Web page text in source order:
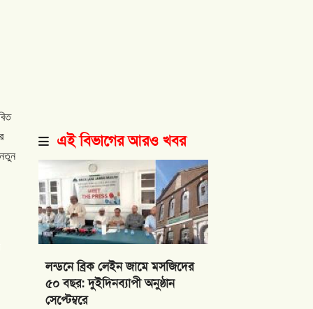
নতুন
এই বিভাগের আরও খবর
লন্ডনে ব্রিক লেইন জামে মসজিদের
৫০ বছর: দুইদিনব্যাপী অনুষ্ঠান
সেপ্টেম্বরে